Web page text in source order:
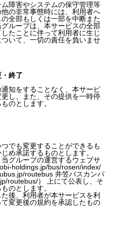
障害やシステムの保守管理等
の非常事態時には、利用者へ
全部もしくは一部を中断また
ループは、本サービスの全部
たことに伴って利用者に生じ
いて、一切の責任を負いませ
終了
知をすることなく、本サービ
し、また、その提供を一時停
のとします。
でも変更することができるも
め承諾するものとします。
グループの運営するウェブサ
holdings.jp/bus/rosen/index/
routebus 井笠バスカンパ
routebus/） 上にて公表し、そ
のとします。
後、利用者が本サービスを利
変更後の規約を承認したもの